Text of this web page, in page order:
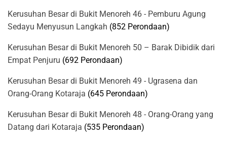
Kerusuhan Besar di Bukit Menoreh 46 - Pemburu Agung
Sedayu Menyusun Langkah (852 Perondaan)
Kerusuhan Besar di Bukit Menoreh 50 – Barak Dibidik dari
Empat Penjuru (692 Perondaan)
Kerusuhan Besar di Bukit Menoreh 49 - Ugrasena dan
Orang-Orang Kotaraja (645 Perondaan)
Kerusuhan Besar di Bukit Menoreh 48 - Orang-Orang yang
Datang dari Kotaraja (535 Perondaan)